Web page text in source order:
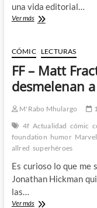
una vida editorial…
Ver másThor:
Thunder
–
Jason
y
Ribic
devuelven
la
Dios
del
CÓMIC LECTURAS
FF – Matt
desmelenan
M'Rabo Mhulargo
4f Actualidad cómic
foundation humor Marvel
allred superhéroes
Es curioso lo que me
Jonathan Hickman
las…
Ver másFF